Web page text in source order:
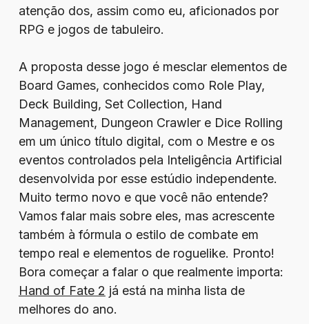
atenção dos, assim como eu, aficionados por
RPG e jogos de tabuleiro.
A proposta desse jogo é mesclar elementos de
Board Games, conhecidos como Role Play,
Deck Building, Set Collection, Hand
Management, Dungeon Crawler e Dice Rolling
em um único título digital, com o Mestre e os
eventos controlados pela Inteligência Artificial
desenvolvida por esse estúdio independente.
Muito termo novo e que você não entende?
Vamos falar mais sobre eles, mas acrescente
também à fórmula o estilo de combate em
tempo real e elementos de roguelike. Pronto!
Bora começar a falar o que realmente importa:
Hand of Fate 2 já está na minha lista de
melhores do ano.